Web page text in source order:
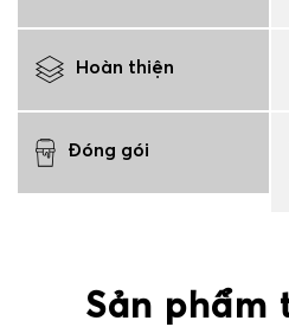
Hoàn thiện
Đóng gói
Sản